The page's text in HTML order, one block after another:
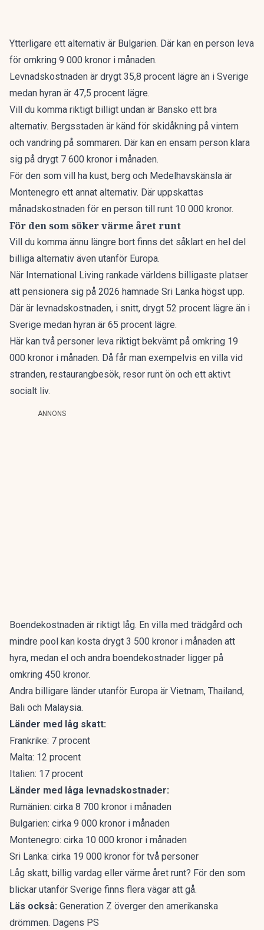
Ytterligare ett alternativ är Bulgarien. Där kan en person leva
för omkring 9 000 kronor i månaden.
Levnadskostnaden är drygt 35,8 procent lägre än i Sverige
medan hyran är 47,5 procent lägre.
Vill du komma riktigt billigt undan är Bansko ett bra
alternativ. Bergsstaden är känd för skidåkning på vintern
och vandring på sommaren. Där kan en ensam person klara
sig på drygt 7 600 kronor i månaden.
För den som vill ha kust, berg och Medelhavskänsla är
Montenegro ett annat alternativ. Där uppskattas
månadskostnaden för en person till runt 10 000 kronor.
För den som söker värme året runt
Vill du komma ännu längre bort finns det såklart en hel del
billiga alternativ även utanför Europa.
När International Living rankade världens billigaste platser
att pensionera sig på 2026 hamnade Sri Lanka högst upp.
Där är levnadskostnaden, i snitt, drygt 52 procent lägre än i
Sverige medan hyran är 65 procent lägre.
Här kan två personer leva riktigt bekvämt på omkring 19
000 kronor i månaden. Då får man exempelvis en villa vid
stranden, restaurangbesök, resor runt ön och ett aktivt
socialt liv.
ANNONS
Boendekostnaden är riktigt låg. En villa med trädgård och
mindre pool kan kosta drygt 3 500 kronor i månaden att
hyra, medan el och andra boendekostnader ligger på
omkring 450 kronor.
Andra billigare länder utanför Europa är Vietnam, Thailand,
Bali och Malaysia.
Länder med låg skatt:
Frankrike: 7 procent
Malta: 12 procent
Italien: 17 procent
Länder med låga levnadskostnader:
Rumänien: cirka 8 700 kronor i månaden
Bulgarien: cirka 9 000 kronor i månaden
Montenegro: cirka 10 000 kronor i månaden
Sri Lanka: cirka 19 000 kronor för två personer
Låg skatt, billig vardag eller värme året runt? För den som
blickar utanför Sverige finns flera vägar att gå.
Läs också: Generation Z överger den amerikanska
drömmen. Dagens PS